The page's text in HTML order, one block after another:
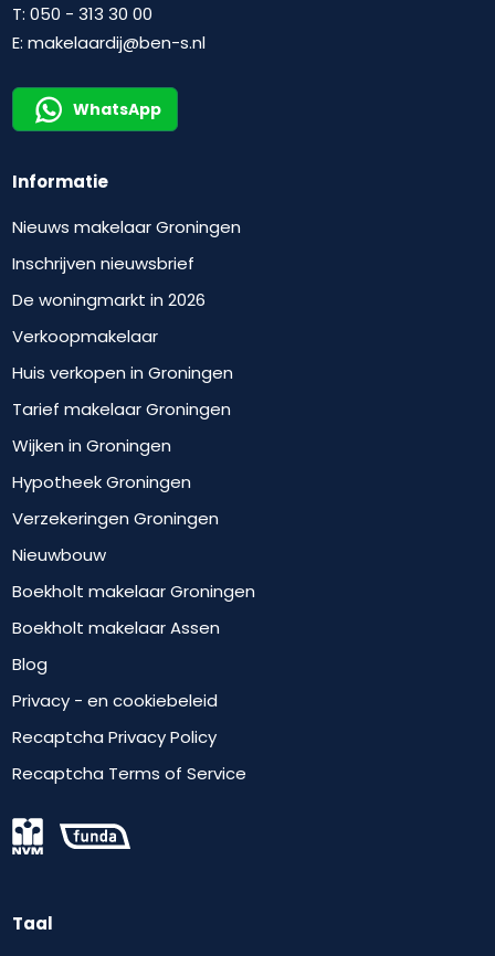
T:050 - 313 30 00
E:makelaardij@ben-s.nl
WhatsApp
Informatie
Nieuws makelaar Groningen
Inschrijven nieuwsbrief
De woningmarkt in 2026
Verkoopmakelaar
Huis verkopen in Groningen
Tarief makelaar Groningen
Wijken in Groningen
Hypotheek Groningen
Verzekeringen Groningen
Nieuwbouw
Boekholt makelaar Groningen
Boekholt makelaar Assen
Blog
Privacy - en cookiebeleid
Recaptcha Privacy Policy
Recaptcha Terms of Service
Taal